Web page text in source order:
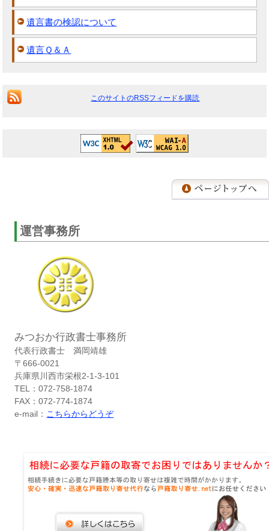
遺言書の検認について
遺言Ｑ＆Ａ
このサイトのRSSフィードを購読
運営事務所
みつおか行政書士事務所
代表行政書士 満岡靖雄
〒666-0021
兵庫県川西市栄根2-1-3-101
TEL：072-758-1874
FAX：072-774-1874
e-mail： こちらからどうぞ